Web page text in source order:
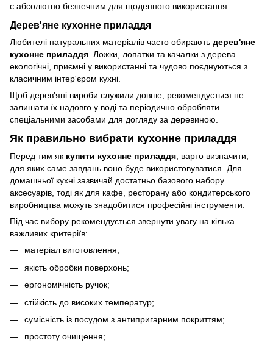
є абсолютно безпечним для щоденного використання.
Дерев'яне кухонне приладдя
Любителі натуральних матеріалів часто обирають дерев'яне
кухонне приладдя . Ложки, лопатки та качалки з дерева
екологічні, приємні у використанні та чудово поєднуються з
класичним інтер'єром кухні.
Щоб дерев'яні вироби служили довше, рекомендується не
залишати їх надовго у воді та періодично обробляти
спеціальними засобами для догляду за деревиною.
Як правильно вибрати кухонне приладдя
Перед тим як купити кухонне приладдя, варто визначити,
для яких саме завдань воно буде використовуватися. Для
домашньої кухні зазвичай достатньо базового набору
аксесуарів, тоді як для кафе, ресторану або кондитерського
виробництва можуть знадобитися професійні інструменти.
Під час вибору рекомендується звернути увагу на кілька
важливих критеріїв:
матеріал виготовлення;
якість обробки поверхонь;
ергономічність ручок;
стійкість до високих температур;
сумісність із посудом з антипригарним покриттям;
простоту очищення;